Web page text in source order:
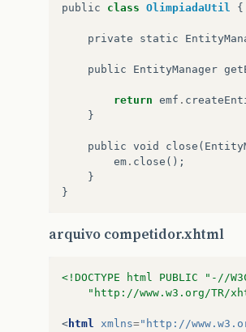
public class OlimpiadaUtil {
private static
public EntityManager
return emf .
}
public void close (
em . close ();
}
}
arquivo competidor.xhtml
<!DOCTYPE html PUBLIC "-//
"http://www.w3.org/TR/
< html xmlns="http://